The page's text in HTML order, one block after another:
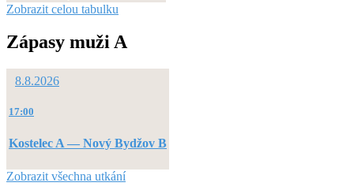
Zobrazit celou tabulku
Zápasy muži A
8.8.2026
17:00
Kostelec A — Nový Bydžov B
Zobrazit všechna utkání